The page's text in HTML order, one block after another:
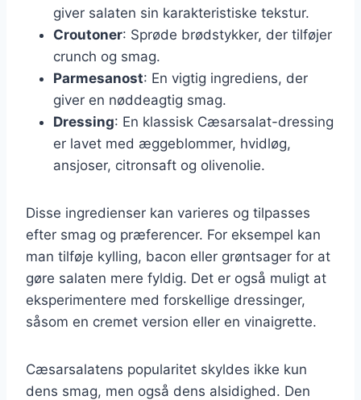
giver salaten sin karakteristiske tekstur.
Croutoner: Sprøde brødstykker, der tilføjer
crunch og smag.
Parmesanost: En vigtig ingrediens, der
giver en nøddeagtig smag.
Dressing: En klassisk Cæsarsalat-dressing
er lavet med æggeblommer, hvidløg,
ansjoser, citronsaft og olivenolie.
Disse ingredienser kan varieres og tilpasses
efter smag og præferencer. For eksempel kan
man tilføje kylling, bacon eller grøntsager for at
gøre salaten mere fyldig. Det er også muligt at
eksperimentere med forskellige dressinger,
såsom en cremet version eller en vinaigrette.
Cæsarsalatens popularitet skyldes ikke kun
dens smag, men også dens alsidighed. Den